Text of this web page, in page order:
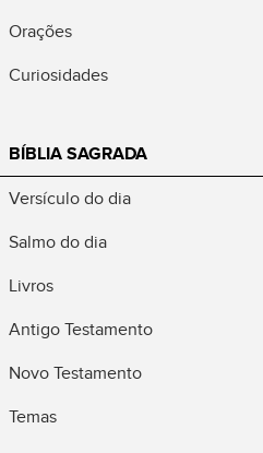
Orações
Curiosidades
BÍBLIA SAGRADA
Versículo do dia
Salmo do dia
Livros
Antigo Testamento
Novo Testamento
Temas